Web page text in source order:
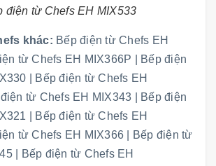
điện từ Chefs EH MIX533
khác: Bếp điện từ Chefs EH
từ Chefs EH MIX366P
Bếp điện
Bếp điện từ Chefs EH
từ Chefs EH MIX343
Bếp điện
Bếp điện từ Chefs EH
từ Chefs EH MIX366
Bếp điện từ
|
Bếp điện từ Chefs EH